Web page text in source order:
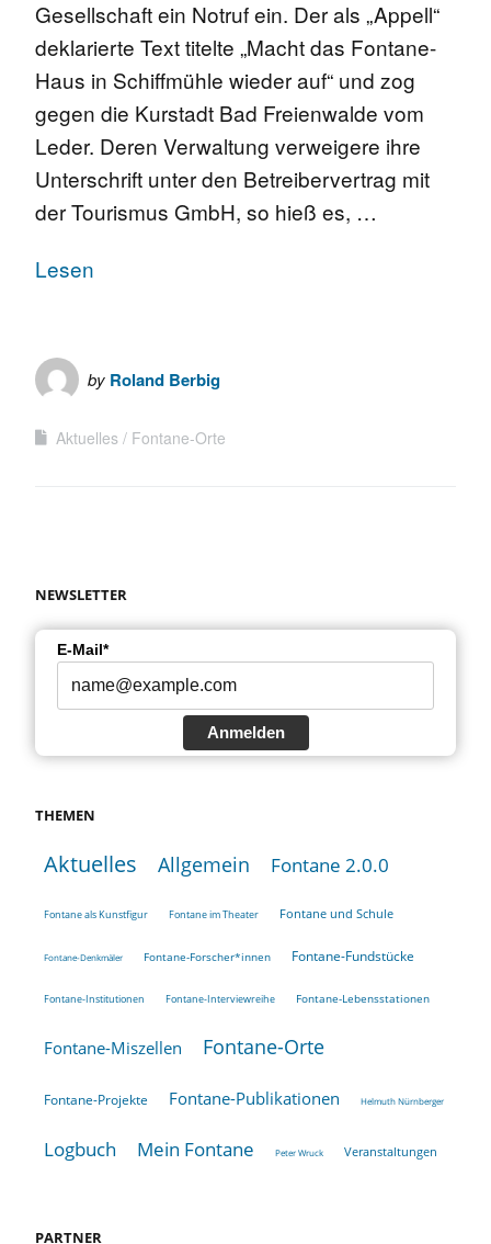
Gesellschaft ein Notruf ein. Der als „Appell“
deklarierte Text titelte „Macht das Fontane-
Haus in Schiffmühle wieder auf“ und zog
gegen die Kurstadt Bad Freienwalde vom
Leder. Deren Verwaltung verweigere ihre
Unterschrift unter den Betreibervertrag mit
der Tourismus GmbH, so hieß es, …
Lesen
by Roland Berbig
Aktuelles Fontane-Orte
NEWSLETTER
E-Mail*
Anmelden
THEMEN
Aktuelles Allgemein Fontane 2.0.0
Fontane als Kunstfigur Fontane im Theater Fontane und Schule
Fontane-Denkmäler Fontane-Forscher*innen Fontane-Fundstücke
Fontane-Institutionen Fontane-Interviewreihe Fontane-Lebensstationen
Fontane-Miszellen Fontane-Orte
Fontane-Projekte Fontane-Publikationen Helmuth Nürnberger
Logbuch Mein Fontane Peter Wruck Veranstaltungen
PARTNER